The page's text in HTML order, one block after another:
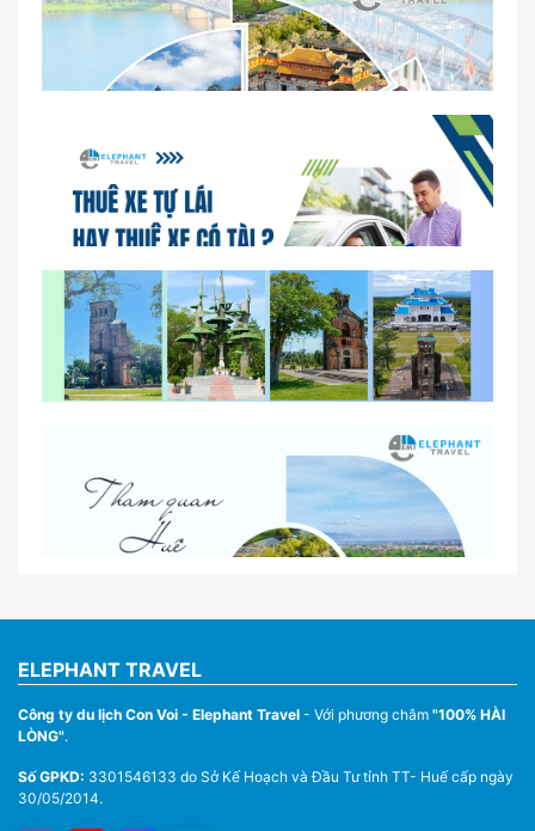
Dịch vụ thuê xe 16 chỗ tại Huế 2026
So sánh thuê xe tự lái và thuê xe có tài xế tại Huế
Nhà Xe Con Voi – Dịch Vụ Cho Thuê Xe Từ Huế,
Sân Bay Phú Bài Đi Thánh Địa La Vang
Thuê Xe Du Lịch Tại Huế – Từ 4 Chỗ Đến 45 Chỗ
ELEPHANT TRAVEL
Công ty du lịch Con Voi - Elephant Travel - Với phương châm "100% HÀI
LÒNG".
Số GPKD: 3301546133 do Sở Kế Hoạch và Đầu Tư tỉnh TT- Huế cấp ngày
30/05/2014.